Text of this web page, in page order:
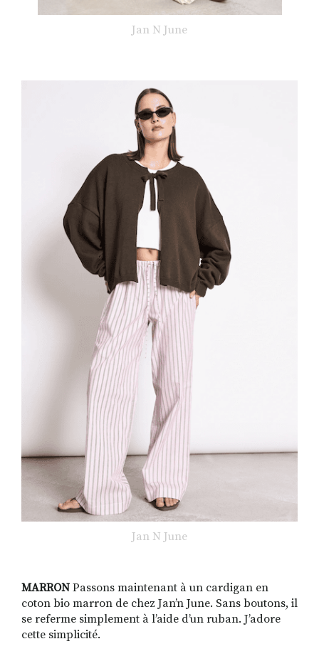
Jan N June
Jan N June
MARRON Passons maintenant à un cardigan en
coton bio marron de chez Jan’n June. Sans boutons, il
se referme simplement à l’aide d’un ruban. J’adore
cette simplicité.